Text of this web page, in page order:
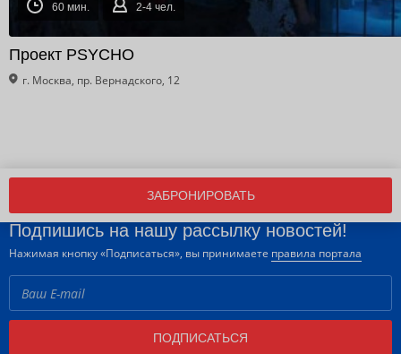
60 мин. 2-4 чел.
Проект PSYCHO
г. Москва, пр. Вернадского, 12
ЗАБРОНИРОВАТЬ
Подпишись на нашу рассылку новостей!
Нажимая кнопку «Подписаться», вы принимаете правила портала
ПОДПИСАТЬСЯ